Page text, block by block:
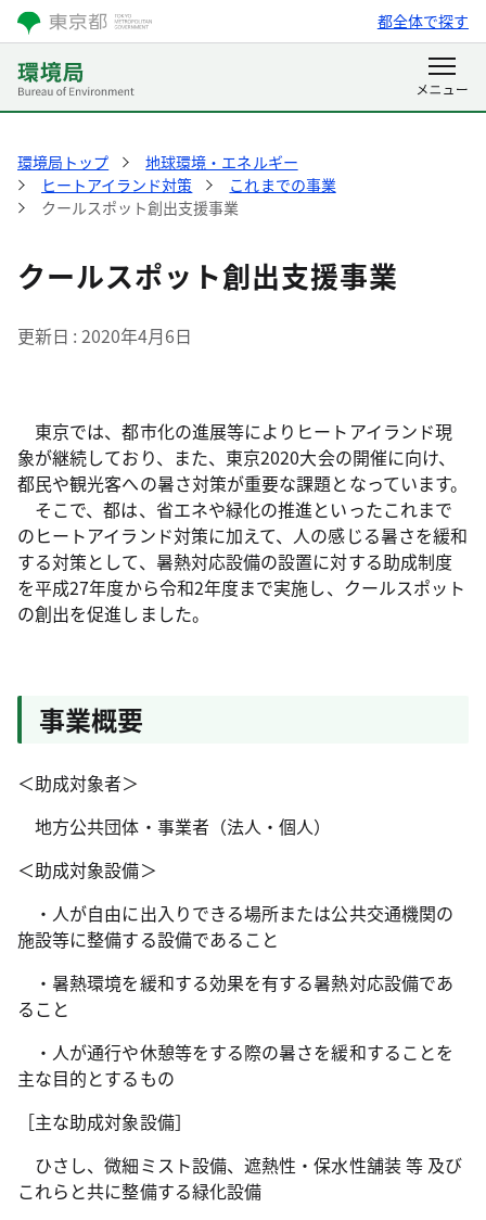
都全体で探す
環境局トップ
地球環境・エネルギー
ヒートアイランド対策
これまでの事業
クールスポット創出支援事業
クールスポット創出支援事業
更新日 2020年4月6日
東京では、都市化の進展等によりヒートアイランド現
象が継続しており、また、東京2020大会の開催に向け、
都民や観光客への暑さ対策が重要な課題となっています。
そこで、都は、省エネや緑化の推進といったこれまで
のヒートアイランド対策に加えて、人の感じる暑さを緩和
する対策として、暑熱対応設備の設置に対する助成制度
を平成27年度から令和2年度まで実施し、クールスポット
の創出を促進しました。
事業概要
＜助成対象者＞
地方公共団体・事業者（法人・個人）
＜助成対象設備＞
・人が自由に出入りできる場所または公共交通機関の
施設等に整備する設備であること
・暑熱環境を緩和する効果を有する暑熱対応設備であ
ること
・人が通行や休憩等をする際の暑さを緩和することを
主な目的とするもの
［主な助成対象設備］
ひさし、微細ミスト設備、遮熱性・保水性舗装 等 及び
これらと共に整備する緑化設備